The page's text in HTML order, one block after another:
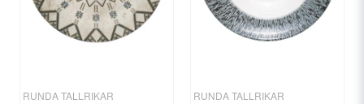
RUNDA TALLRIKAR
RUNDA TALLRIKAR